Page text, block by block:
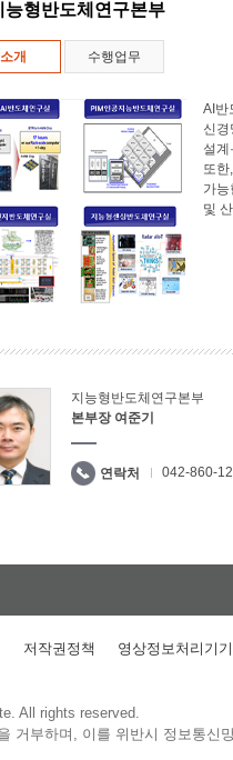
능형반도체연구본부
소개 수행업무
AI반
신
설
또한
가
및
지능형반도체연구본부
본부장 여준기
연락처 042-860-
저작권정책 영상정보처리기
All rights reserved.
거부하며, 이를 위반시 정보통신